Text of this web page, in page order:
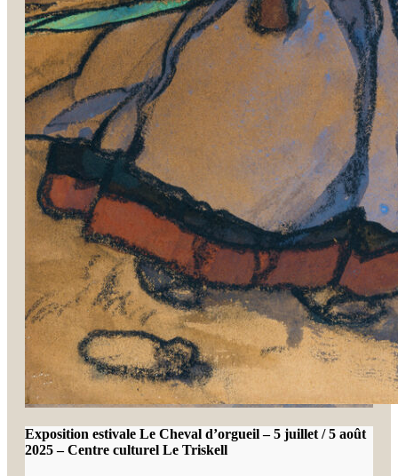
Exposition estivale Le Cheval d’orgueil – 5 juillet / 5 août
2025 – Centre culturel Le Triskell